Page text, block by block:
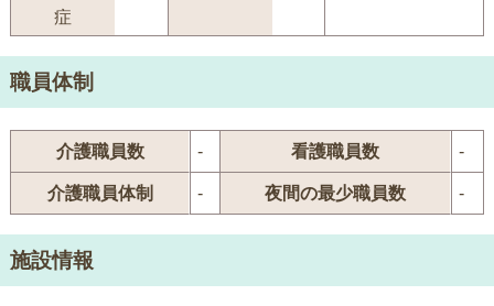
症
職員体制
介護職員数 - 看護職員数 -
介護職員体制 - 夜間の最少職員数 -
施設情報